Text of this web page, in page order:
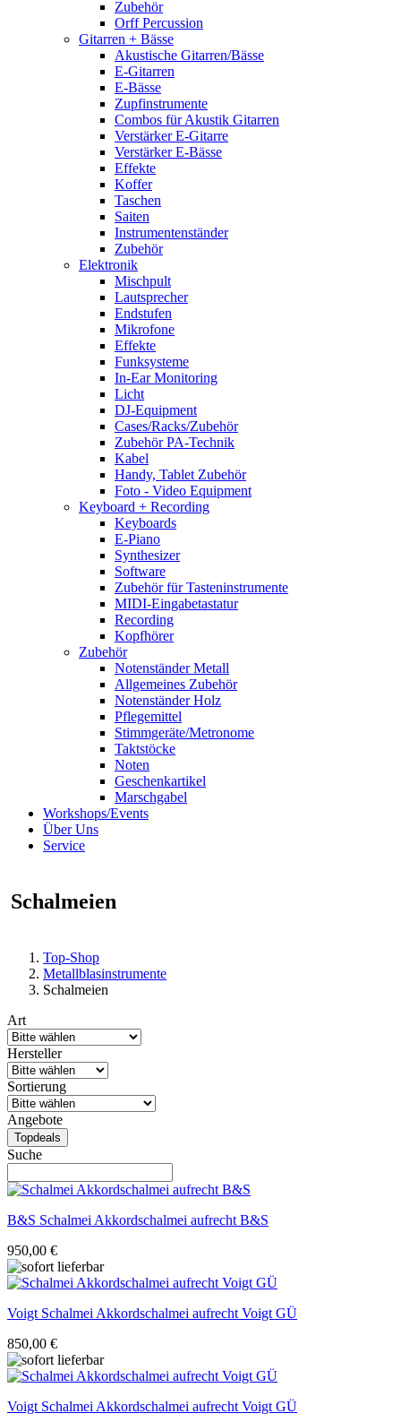
Zubehör
Orff Percussion
Gitarren + Bässe
Akustische Gitarren/Bässe
E-Gitarren
E-Bässe
Zupfinstrumente
Combos für Akustik Gitarren
Verstärker E-Gitarre
Verstärker E-Bässe
Effekte
Koffer
Taschen
Saiten
Instrumentenständer
Zubehör
Elektronik
Mischpult
Lautsprecher
Endstufen
Mikrofone
Effekte
Funksysteme
In-Ear Monitoring
Licht
DJ-Equipment
Cases/Racks/Zubehör
Zubehör PA-Technik
Kabel
Handy, Tablet Zubehör
Foto - Video Equipment
Keyboard + Recording
Keyboards
E-Piano
Synthesizer
Software
Zubehör für Tasteninstrumente
MIDI-Eingabetastatur
Recording
Kopfhörer
Zubehör
Notenständer Metall
Allgemeines Zubehör
Notenständer Holz
Pflegemittel
Stimmgeräte/Metronome
Taktstöcke
Noten
Geschenkartikel
Marschgabel
Workshops/Events
Über Uns
Service
Schalmeien
Top-Shop
Metallblasinstrumente
Schalmeien
Art
Hersteller
Sortierung
Angebote
Topdeals
Suche
B&S Schalmei Akkordschalmei aufrecht B&S
950,00 €
VoigtSchalmei Akkordschalmei aufrecht Voigt GÜ
850,00 €
VoigtSchalmei Akkordschalmei aufrecht Voigt GÜ